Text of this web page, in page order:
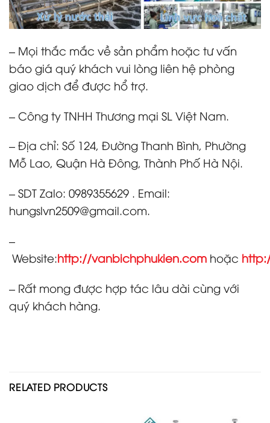
– Mọi thắc mắc về sản phẩm hoặc tư vấn
báo giá quý khách vui lòng liên hệ phòng
giao dịch để được hổ trợ.
– Công ty TNHH Thương mại SL Việt Nam.
– Địa chỉ: Số 124, Đường Thanh Bình, Phường
Mỗ Lao, Quận Hà Đông, Thành Phố Hà Nội.
– SDT Zalo: 0989355629 . Email:
hungslvn2509@gmail.com.
–
Website:http://vanbichphukien.com hoặc
– Rất mong được hợp tác lâu dài cùng với
quý khách hàng.
RELATED PRODUCTS